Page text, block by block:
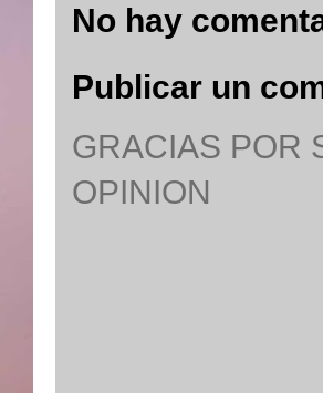
No hay
Publicar un
GRACIAS POR
OPINION